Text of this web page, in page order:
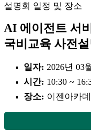
설명회 일정 및 장소
AI 에이전트 서
국비교육 사전설
일자: 2026년 03
시간: 10:30 ~
장소: 이젠아카